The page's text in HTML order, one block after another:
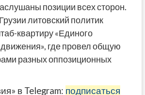
позиции всех сторон.
литовский политик
квартиру «Единого
где провел общую
разных оппозиционных
в Telegram: подписаться